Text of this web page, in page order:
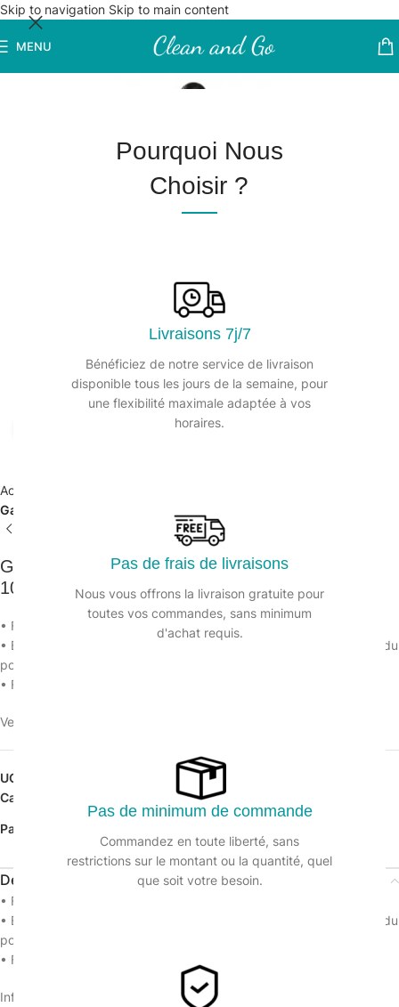
Pourquoi Nous
Choisir ?
Livraisons 7j/7
Bénéficiez de notre service de livraison
disponible tous les jours de la semaine, pour
une flexibilité maximale adaptée à vos
horaires.
Pas de frais de livraisons
Nous vous offrons la livraison gratuite pour
toutes vos commandes, sans minimum
d'achat requis.
Pas de minimum de commande
Commandez en toute liberté, sans
restrictions sur le montant ou la quantité, quel
que soit votre besoin.
Skip to navigation Skip to main content
MENU
Accueil
Gant de protection
Gant travaux précision noir ULTRANE 548 (7 à
10)-1 paire
• Finesse du gant : extrême sensibilité tactile
• Evacuation de la transpiration assurée par la structure cellulaire du
polyuréthane.
• Forme anatomique : gantage de précision
Veuillez vous connecter pour voir les prix.
UGS :
Catégorie :
Gant de protection
Partager:
Description
• Finesse du gant : extrême sensibilité tactile
• Evacuation de la transpiration assurée par la structure cellulaire du
polyuréthane.
• Forme anatomique : gantage de précision
Informations sur le produit :